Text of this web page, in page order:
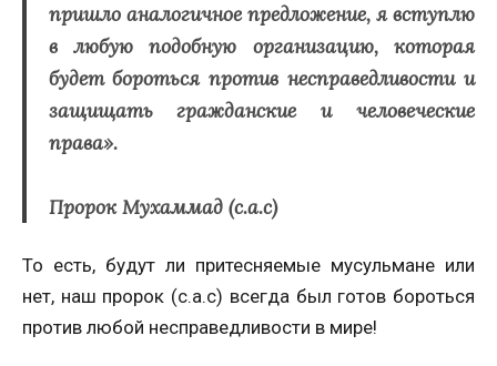
пришло аналогичное предложение, я вступлю
в любую подобную организацию, которая
будет бороться против несправедливости и
защищать гражданские и человеческие
права».
Пророк Мухаммад (с.а.с)
То есть, будут ли притесняемые мусульмане или
нет, наш пророк (с.а.с) всегда был готов бороться
против любой несправедливости в мире!